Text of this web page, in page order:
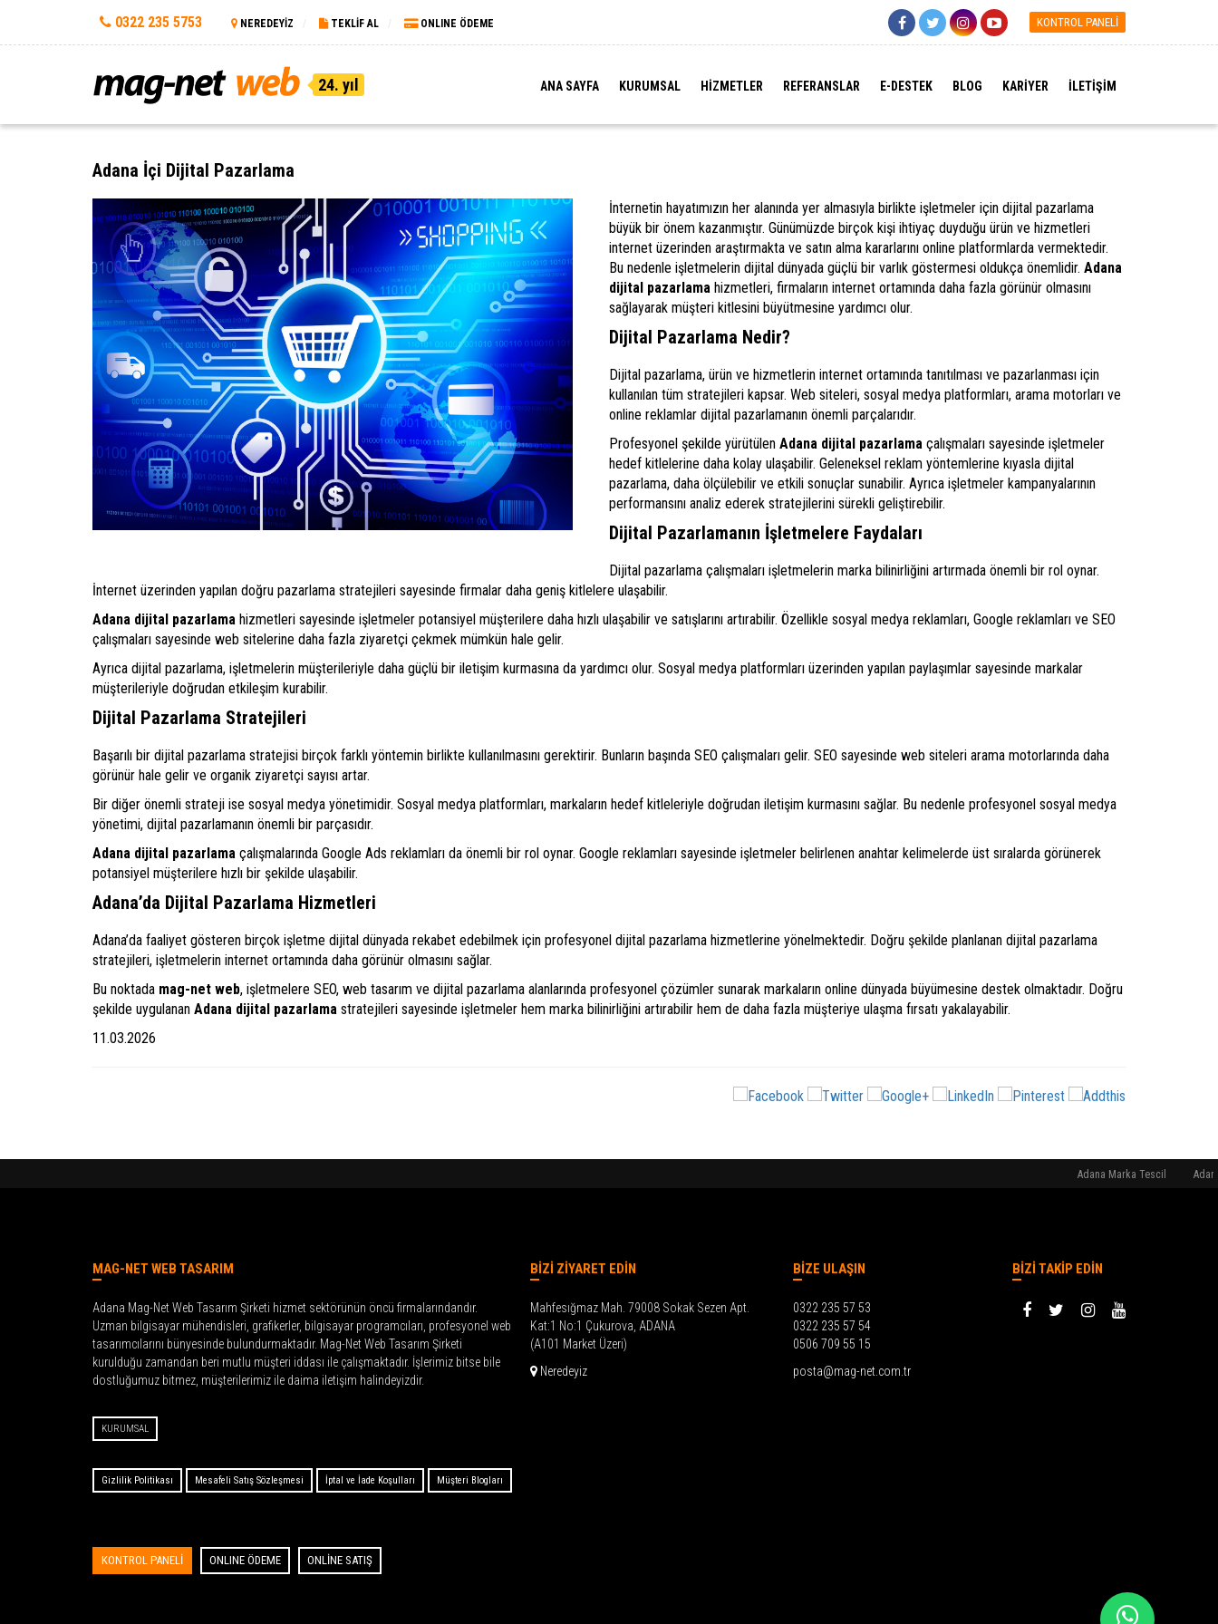
0322 235 5753 NEREDEYİZ TEKLİF AL ONLINE ÖDEME KONTROL PANELİ
24. yıl ANA SAYFA KURUMSAL HİZMETLER REFERANSLAR E-DESTEK BLOG KARİYER İLETİŞİM
Adana İçi Dijital Pazarlama
İnternetin hayatımızın her alanında yer almasıyla birlikte işletmeler için dijital pazarlama
büyük bir önem kazanmıştır. Günümüzde birçok kişi ihtiyaç duyduğu ürün ve hizmetleri
internet üzerinden araştırmakta ve satın alma kararlarını online platformlarda vermektedir.
Bu nedenle işletmelerin dijital dünyada güçlü bir varlık göstermesi oldukça önemlidir. Adana
dijital pazarlama hizmetleri, firmaların internet ortamında daha fazla görünür olmasını
sağlayarak müşteri kitlesini büyütmesine yardımcı olur.
Dijital Pazarlama Nedir?
Dijital pazarlama, ürün ve hizmetlerin internet ortamında tanıtılması ve pazarlanması için
kullanılan tüm stratejileri kapsar. Web siteleri, sosyal medya platformları, arama motorları ve
online reklamlar dijital pazarlamanın önemli parçalarıdır.
Profesyonel şekilde yürütülen Adana dijital pazarlama çalışmaları sayesinde işletmeler
hedef kitlelerine daha kolay ulaşabilir. Geleneksel reklam yöntemlerine kıyasla dijital
pazarlama, daha ölçülebilir ve etkili sonuçlar sunabilir. Ayrıca işletmeler kampanyalarının
performansını analiz ederek stratejilerini sürekli geliştirebilir.
Dijital Pazarlamanın İşletmelere Faydaları
Dijital pazarlama çalışmaları işletmelerin marka bilinirliğini artırmada önemli bir rol oynar.
İnternet üzerinden yapılan doğru pazarlama stratejileri sayesinde firmalar daha geniş kitlelere ulaşabilir.
Adana dijital pazarlama hizmetleri sayesinde işletmeler potansiyel müşterilere daha hızlı ulaşabilir ve satışlarını artırabilir. Özellikle sosyal medya reklamları, Google reklamları ve SEO
çalışmaları sayesinde web sitelerine daha fazla ziyaretçi çekmek mümkün hale gelir.
Ayrıca dijital pazarlama, işletmelerin müşterileriyle daha güçlü bir iletişim kurmasına da yardımcı olur. Sosyal medya platformları üzerinden yapılan paylaşımlar sayesinde markalar
müşterileriyle doğrudan etkileşim kurabilir.
Dijital Pazarlama Stratejileri
Başarılı bir dijital pazarlama stratejisi birçok farklı yöntemin birlikte kullanılmasını gerektirir. Bunların başında SEO çalışmaları gelir. SEO sayesinde web siteleri arama motorlarında daha
görünür hale gelir ve organik ziyaretçi sayısı artar.
Bir diğer önemli strateji ise sosyal medya yönetimidir. Sosyal medya platformları, markaların hedef kitleleriyle doğrudan iletişim kurmasını sağlar. Bu nedenle profesyonel sosyal medya
yönetimi, dijital pazarlamanın önemli bir parçasıdır.
Adana dijital pazarlama çalışmalarında Google Ads reklamları da önemli bir rol oynar. Google reklamları sayesinde işletmeler belirlenen anahtar kelimelerde üst sıralarda görünerek
potansiyel müşterilere hızlı bir şekilde ulaşabilir.
Adana’da Dijital Pazarlama Hizmetleri
Adana’da faaliyet gösteren birçok işletme dijital dünyada rekabet edebilmek için profesyonel dijital pazarlama hizmetlerine yönelmektedir. Doğru şekilde planlanan dijital pazarlama
stratejileri, işletmelerin internet ortamında daha görünür olmasını sağlar.
Bu noktada mag-net web, işletmelere SEO, web tasarım ve dijital pazarlama alanlarında profesyonel çözümler sunarak markaların online dünyada büyümesine destek olmaktadır. Doğru
şekilde uygulanan Adana dijital pazarlama stratejileri sayesinde işletmeler hem marka bilinirliğini artırabilir hem de daha fazla müşteriye ulaşma fırsatı yakalayabilir.
11.03.2026
Adana Marka Tescil Adana
MAG-NET WEB TASARIM
Adana Mag-Net Web Tasarım Şirketi hizmet sektörünün öncü firmalarındandır.
Uzman bilgisayar mühendisleri, grafikerler, bilgisayar programcıları, profesyonel web
tasarımcılarını bünyesinde bulundurmaktadır. Mag-Net Web Tasarım Şirketi
kurulduğu zamandan beri mutlu müşteri iddası ile çalışmaktadır. İşlerimiz bitse bile
dostluğumuz bitmez, müşterilerimiz ile daima iletişim halindeyizdir.
KURUMSAL
Gizlilik Politikası Mesafeli Satış Sözleşmesi İptal ve İade Koşulları Müşteri Blogları
BİZİ ZİYARET EDİN
Mahfesığmaz Mah. 79008 Sokak Sezen Apt.
Kat:1 No:1 Çukurova, ADANA
(A101 Market Üzeri)
Neredeyiz
BİZE ULAŞIN
0322 235 57 53
0322 235 57 54
0506 709 55 15
posta@mag-net.com.tr
BİZİ TAKİP EDİN
KONTROL PANELİ ONLINE ÖDEME ONLİNE SATIŞ